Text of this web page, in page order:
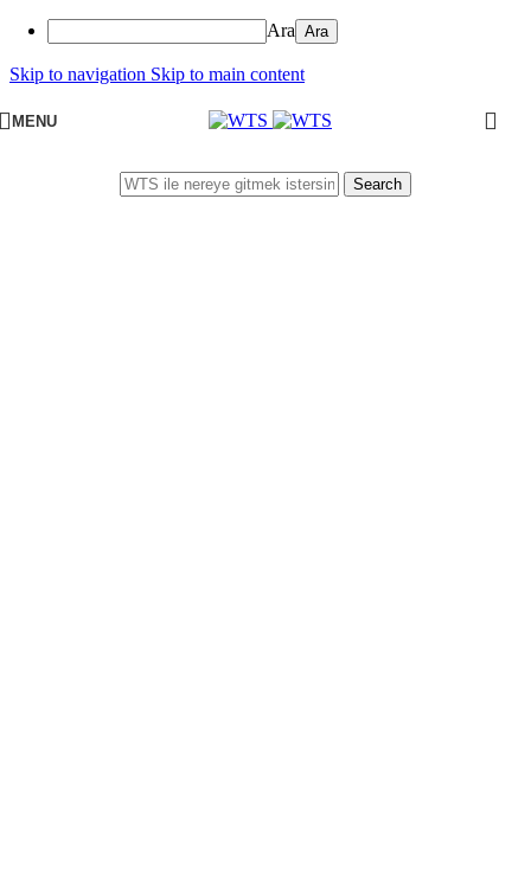
Ara
Skip to navigation Skip to main content
MENU
Search